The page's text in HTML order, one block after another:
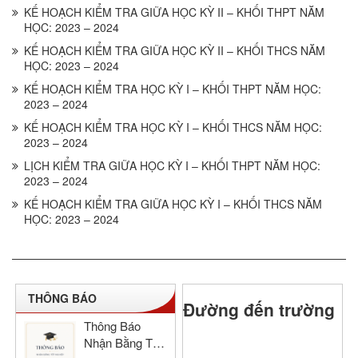
KẾ HOẠCH KIỂM TRA GIỮA HỌC KỲ II – KHỐI THPT NĂM
HỌC: 2023 – 2024
KẾ HOẠCH KIỂM TRA GIỮA HỌC KỲ II – KHỐI THCS NĂM
HỌC: 2023 – 2024
KẾ HOẠCH KIỂM TRA HỌC KỲ I – KHỐI THPT NĂM HỌC:
2023 – 2024
KẾ HOẠCH KIỂM TRA HỌC KỲ I – KHỐI THCS NĂM HỌC:
2023 – 2024
LỊCH KIỂM TRA GIỮA HỌC KỲ I – KHỐI THPT NĂM HỌC:
2023 – 2024
KẾ HOẠCH KIỂM TRA GIỮA HỌC KỲ I – KHỐI THCS NĂM
HỌC: 2023 – 2024
THÔNG BÁO
Thông Báo
Nhận Bằng Tốt
Đường đến trường